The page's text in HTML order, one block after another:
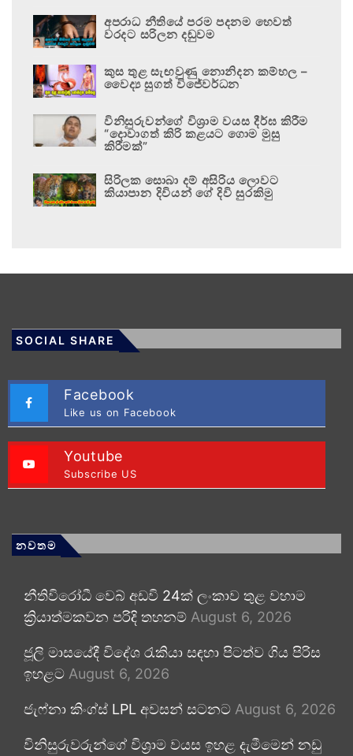
අපරාධ නීතියේ පරම පදනම හෙවත්
වරදට සරිලන දඬුවම
කුස තුළ සැඟවුණු නොනිදන කම්හල –
වෛද්‍ය සුගත් විජේවර්ධන
විනිසුරුවන්ගේ විශ්‍රාම වයස දීර්ඝ කිරීම
“දොවාගත් කිරි කළයට ගොම මුසු
කිරීමක්”
සිරිලක සොබා දම් අසිරිය ලොවට
කියාපාන දිවියන් ගේ දිවි සුරකිමු
SOCIAL SHARE
Facebook
Like us on Facebook
Youtube
Subscribe US
නවතම
නීතිවිරෝධී වෙබ් අඩවි 24ක් ලංකාව තුළ වහාම
ක්‍රියාත්මකවන පරිදි තහනම් August 6, 2026
ජූලි මාසයේදී විදේශ රැකියා සඳහා පිටත්ව ගිය පිරිස
ඉහළට August 6, 2026
ජැෆ්නා කිංග්ස් LPL අවසන් සටනට August 6, 2026
විනිසුරුවරුන්ගේ විශ්‍රාම වයස ඉහළ දැමීමෙන් නඩු